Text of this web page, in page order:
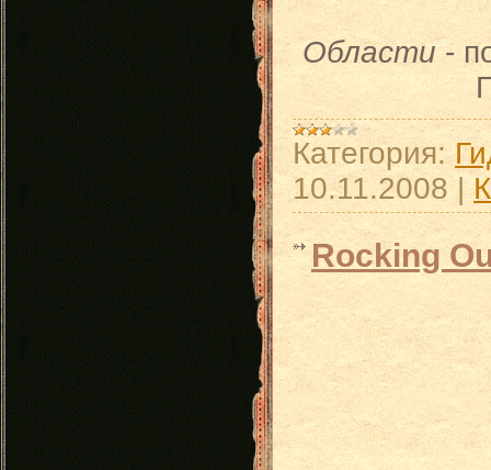
Области-
Категория:
10.11.2008 |
Rocking